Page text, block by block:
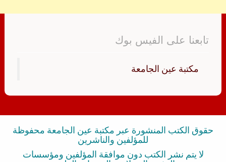
تابعنا على الفيس بوك
‏مكتبة عين الجامعة‏
حقوق الكتب المنشورة عبر مكتبة عين الجامعة محفوظة
للمؤلفين والناشرين
لا يتم نشر الكتب دون موافقة المؤلفين ومؤسسات